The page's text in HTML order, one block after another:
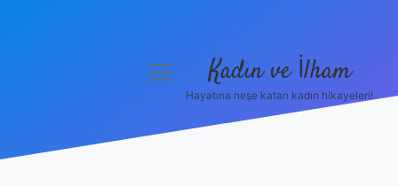
menüyü
Kadın ve İlham
Hayatına neşe katan kadın hikayeleri!